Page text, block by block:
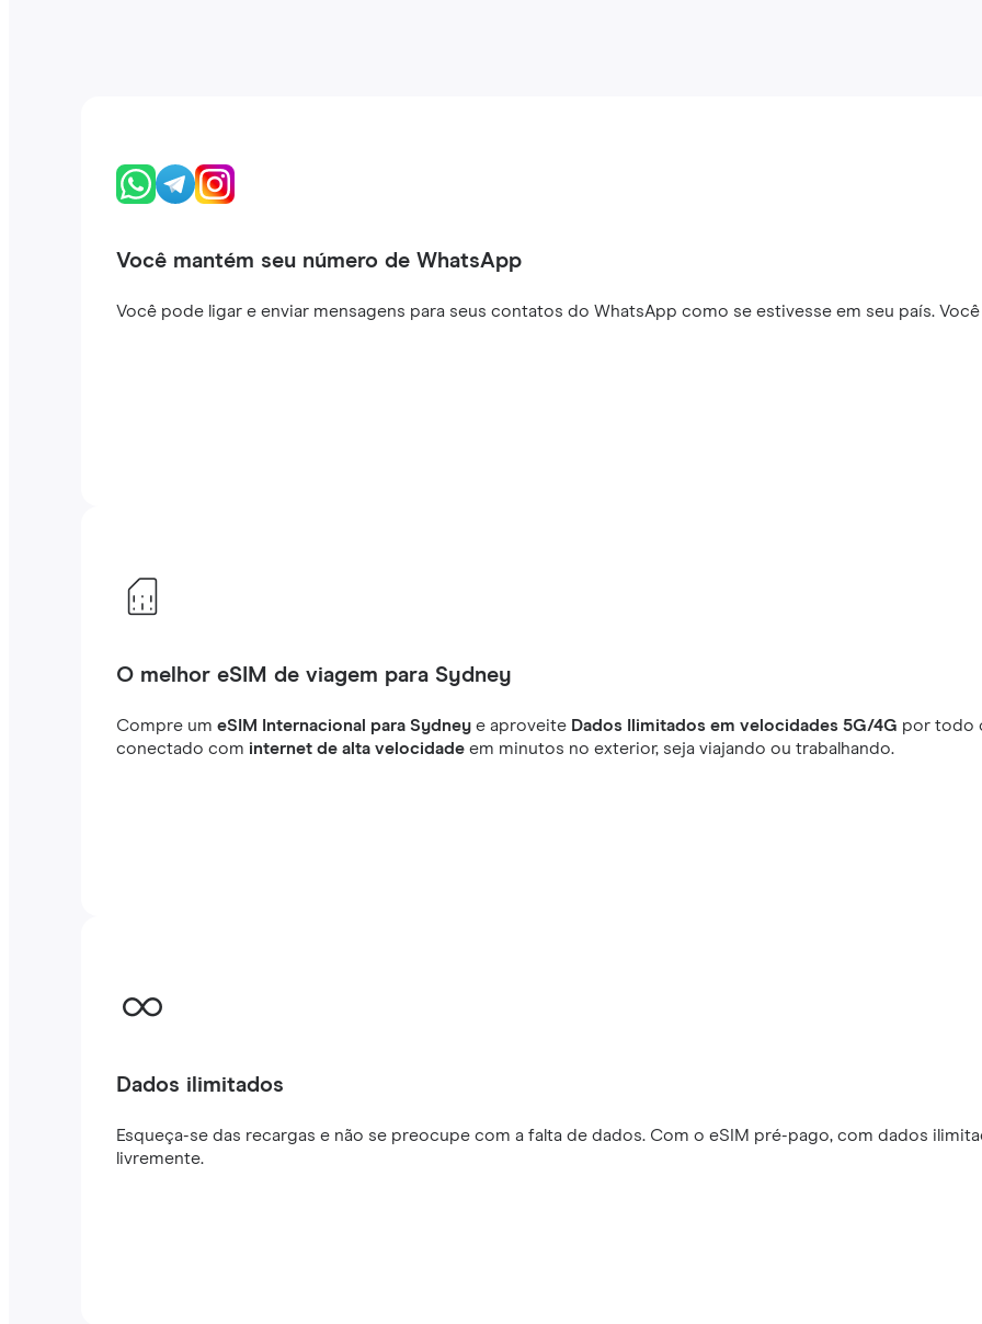
Você mantém seu número de WhatsApp
Você pode ligar e enviar mensagens para seus contatos do WhatsApp como se estivesse em seu país.
O melhor eSIM de viagem para Sydney
Compre umeSIM Internacional para Sydney e aproveite Dados Ilimitados em velocidades 5G/4G por todo
conectado com internet de alta velocidade em minutos no exterior, seja viajando ou trabalhando.
Dados ilimitados
Esqueça-se das recargas e não se preocupe com a falta de dados. Com o eSIM pré-pago, com dados
livremente.